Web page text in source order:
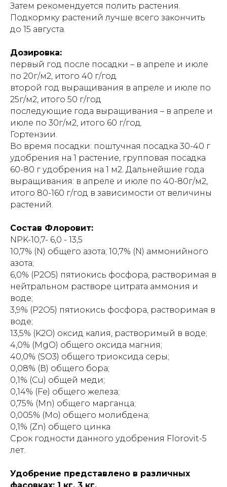
Затем рекомендуется полить растения.
Подкормку растений лучше всего закончить
до 15 августа.
Дозировка:
первый год после посадки – в апреле и июле
по 20г/м2, итого 40 г/год
второй год выращивания в апреле и июле по
25г/м2, итого 50 г/год
последующие года выращивания – в апреле и
июле по 30г/м2, итого 60 г/год.
Гортензии.
Во время посадки: поштучная посадка 30-40 г
удобрения на 1 растение, групповая посадка
60-80 г удобрения на 1 м2. Дальнейшие года
выращивания: в апреле и июле по 40-80г/м2,
итого 80-160 г/год в зависимости от величины
растений.
Состав Флоровит:
NPK-10,7- 6,0 - 13,5
10,7% (N) общего азота; 10,7% (N) аммонийного
азота;
6,0% (P2O5) пятиокись фосфора, растворимая в
нейтральном растворе цитрата аммония и
воде;
3,9% (P2O5) пятиокись фосфора, растворимая в
воде;
13,5% (K2O) оксид калия, растворимый в воде;
4,0% (MgO) общего оксида магния;
40,0% (SO3) общего триоксида серы;
0,08% (В) общего бора;
0,1% (Cu) общей меди;
0,14% (Fe) общего железа;
0,75% (Mn) общего марганца;
0,005% (Мо) общего молибдена;
0,1% (Zn) общего цинка
Срок годности данного удобрения Florovit-5
лет.
Удобрение представлено в различных